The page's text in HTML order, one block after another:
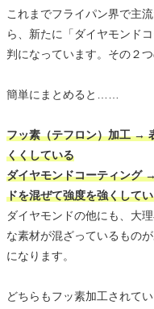
これまでフライパン界で主
ら、新たに「ダイヤモンド
判になっています。その２
簡単にまとめると……
フッ素（テフロン）加工 →
くくしている
ダイヤモンドコーティング
ドを混ぜて強度を強くして
ダイヤモンドの他にも、大
な素材が混ざっているもの
になります。
どちらもフッ素加工されて